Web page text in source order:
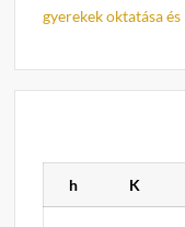
gyerekek oktatása
h K